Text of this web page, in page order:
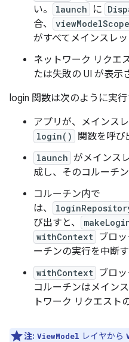
い。
launch に
合、
viewModelScope
がすべてメインスレッ
ネットワーク リクエ
たは失敗の UI が表示
login 関数は次のように実行
アプリが、メインス
login() 関数を呼び
launch がメインス
成し、そのコルーチ
コルーチン内で
は、
び出すと、
withContext ブロ
ーチンの実行を中断
withContext ブロッ
コルーチンはメイン
トワーク リクエスト
注: ViewModel レイヤから